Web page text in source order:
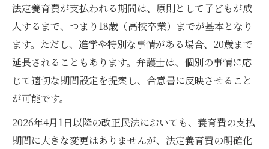
法定養育費が支払われる期間は、原則として子どもが成
人するまで、つまり18歳（高校卒業）までが基本となり
ます。ただし、進学や特別な事情がある場合、20歳まで
延長されることもあります。弁護士は、個別の事情に応
じて適切な期間設定を提案し、合意書に反映させること
が可能です。
2026年4月1日以降の改正民法においても、養育費の支払
期間に大きな変更はありませんが、法定養育費の明確化